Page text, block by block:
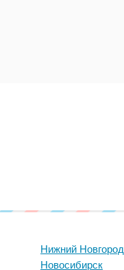
Нижний Новгород
Новосибирск